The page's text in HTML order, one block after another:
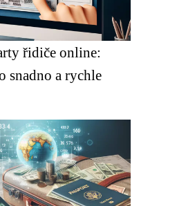
řidiče online:
snadno a rychle